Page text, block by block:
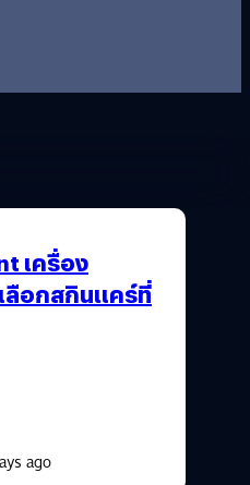
เครื่อง
ลือกสกินแคร์ที่
ago